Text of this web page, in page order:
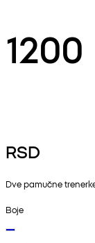
1200
RSD
Dve pamučne
Boje